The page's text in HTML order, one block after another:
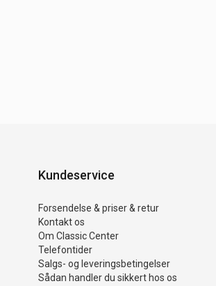
Kundeservice
Forsendelse & priser & retur
Kontakt os
Om Classic Center
Telefontider
Salgs- og leveringsbetingelser
Sådan handler du sikkert hos os